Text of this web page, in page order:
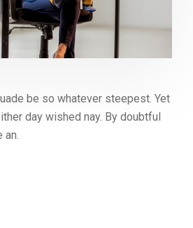
be so whatever steepest. Yet
day wished nay. By doubtful
an.